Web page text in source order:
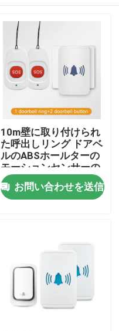
10m壁に取り付けられ
た呼出しリング ドアベ
ルのABSホールターの
モーションセンサーの
探知器
お問い合わせを送信